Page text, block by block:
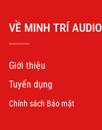
VỀ MINH TRÍ AUDIO
Giới thiệu
Tuyển dụng
Chính sách Bảo mật